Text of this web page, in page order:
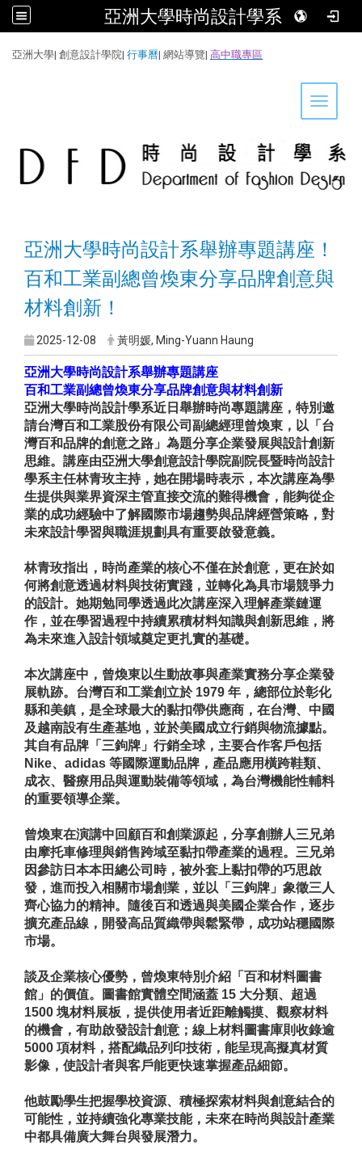
亞洲大學時尚設計學系
亞洲大學| 創意設計學院| 行事曆| 網站導覽| 高中職專區
Toggle
亞洲大學時尚設計系舉辦專題講座！
百和工業副總曾煥東分享品牌創意與
材料創新！
2025-12-08 黃明媛, Ming-Yuann Haung
亞洲大學時尚設計系舉辦專題講座
百和工業副總曾煥東分享品牌創意與材料創新
亞洲大學時尚設計學系近日舉辦時尚專題講座，特別邀
請台灣百和工業股份有限公司副總經理曾煥東，以「台
灣百和品牌的創意之路」為題分享企業發展與設計創新
思維。講座由亞洲大學創意設計學院副院長暨時尚設計
學系主任林青玫主持，她在開場時表示，本次講座為學
生提供與業界資深主管直接交流的難得機會，能夠從企
業的成功經驗中了解國際市場趨勢與品牌經營策略，對
未來設計學習與職涯規劃具有重要啟發意義。
林青玫指出，時尚產業的核心不僅在於創意，更在於如
何將創意透過材料與技術實踐，並轉化為具市場競爭力
的設計。她期勉同學透過此次講座深入理解產業鏈運
作，並在學習過程中持續累積材料知識與創新思維，將
為未來進入設計領域奠定更扎實的基礎。
本次講座中，曾煥東以生動故事與產業實務分享企業發
展軌跡。台灣百和工業創立於1979 年，總部位於彰化
縣和美鎮，是全球最大的黏扣帶供應商，在台灣、中國
及越南設有生產基地，並於美國成立行銷與物流據點。
其自有品牌「三鉤牌」行銷全球，主要合作客戶包括
Nike、 adidas 等國際運動品牌，產品應用橫跨鞋類、
成衣、醫療用品與運動裝備等領域，為台灣機能性輔料
的重要領導企業。
曾煥東在演講中回顧百和創業源起，分享創辦人三兄弟
由摩托車修理與銷售跨域至黏扣帶產業的過程。三兄弟
因參訪日本本田總公司時，被外套上黏扣帶的巧思啟
發，進而投入相關市場創業，並以「三鉤牌」象徵三人
齊心協力的精神。隨後百和透過與美國企業合作，逐步
擴充產品線，開發高品質織帶與鬆緊帶，成功站穩國際
市場。
談及企業核心優勢，曾煥東特別介紹「百和材料圖書
館」的價值。圖書館實體空間涵蓋 15 大分類、超過
1500 塊材料展板，提供使用者近距離觸摸、觀察材料
的機會，有助啟發設計創意；線上材料圖書庫則收錄逾
5000 項材料，搭配織品列印技術，能呈現高擬真材質
影像，使設計者與客戶能更快速掌握產品細節。
他鼓勵學生把握學校資源、積極探索材料與創意結合的
可能性，並持續強化專業技能，未來在時尚與設計產業
中都具備廣大舞台與發展潛力。